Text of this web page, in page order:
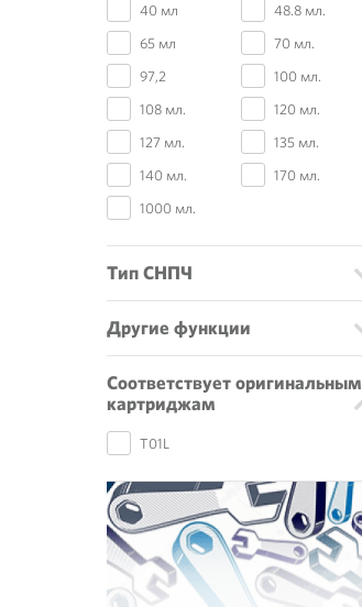
40 мл
48.8 мл.
65 мл
70 мл.
97,2
100 мл.
108 мл.
120 мл.
127 мл.
135 мл.
140 мл.
170 мл.
1000 мл.
Тип СНПЧ
Другие функции
Соответствует оригинальным
картриджам
T01L